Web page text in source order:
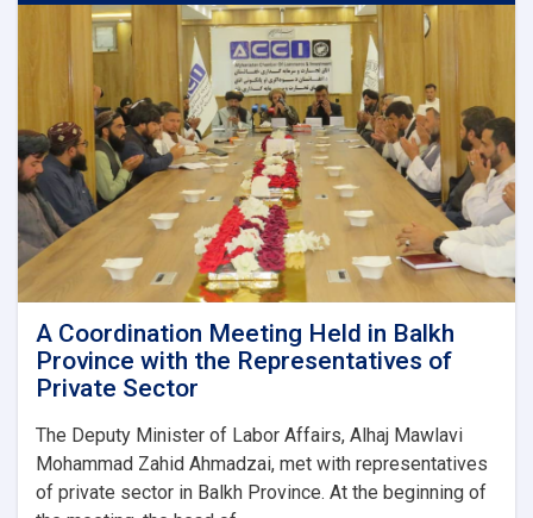
Islamic
Sharia
A Coordination Meeting Held in Balkh
Province with the Representatives of
Private Sector
The Deputy Minister of Labor Affairs, Alhaj Mawlavi
Mohammad Zahid Ahmadzai, met with representatives
of private sector in Balkh Province. At the beginning of